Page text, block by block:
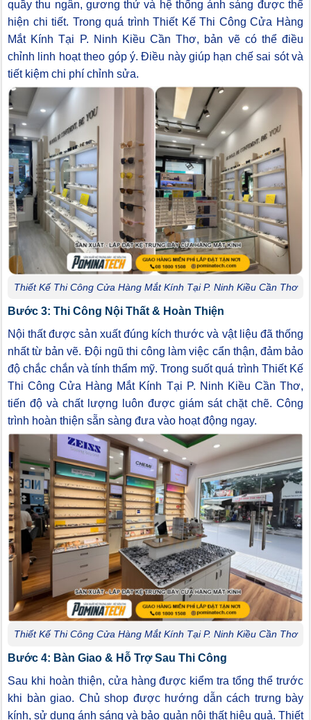
quầy thu ngân, gương thử và hệ thống ánh sáng được thể
hiện chi tiết. Trong quá trình Thiết Kế Thi Công Cửa Hàng
Mắt Kính Tại P. Ninh Kiều Cần Thơ, bản vẽ có thể điều
chỉnh linh hoạt theo góp ý. Điều này giúp hạn chế sai sót và
tiết kiệm chi phí chỉnh sửa.
Thiết Kế Thi Công Cửa Hàng Mắt Kính Tại P. Ninh Kiều Cần Thơ
Bước 3: Thi Công Nội Thất & Hoàn Thiện
Nội thất được sản xuất đúng kích thước và vật liệu đã thống
nhất từ bản vẽ. Đội ngũ thi công làm việc cẩn thận, đảm bảo
độ chắc chắn và tính thẩm mỹ. Trong suốt quá trình Thiết Kế
Thi Công Cửa Hàng Mắt Kính Tại P. Ninh Kiều Cần Thơ,
tiến độ và chất lượng luôn được giám sát chặt chẽ. Công
trình hoàn thiện sẵn sàng đưa vào hoạt động ngay.
Thiết Kế Thi Công Cửa Hàng Mắt Kính Tại P. Ninh Kiều Cần Thơ
Bước 4: Bàn Giao & Hỗ Trợ Sau Thi Công
Sau khi hoàn thiện, cửa hàng được kiểm tra tổng thể trước
khi bàn giao. Chủ shop được hướng dẫn cách trưng bày
kính, sử dụng ánh sáng và bảo quản nội thất hiệu quả. Thiết